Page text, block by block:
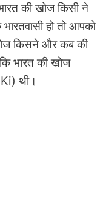
की खोज किसी ने
हो तो आपको
किसने और कब की
भारत की खोज
थी।